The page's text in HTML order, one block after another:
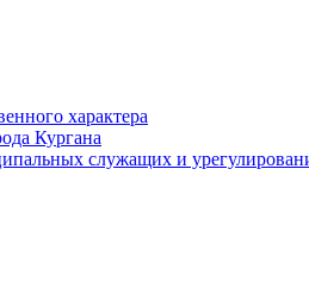
характера
Кургана
служащих и